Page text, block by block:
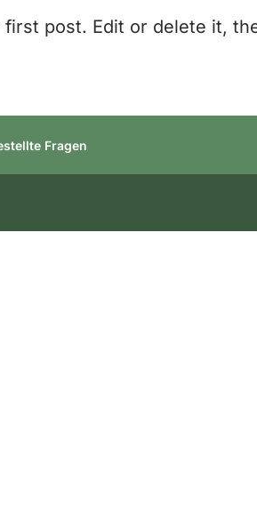
post. Edit or delete it,
Fragen